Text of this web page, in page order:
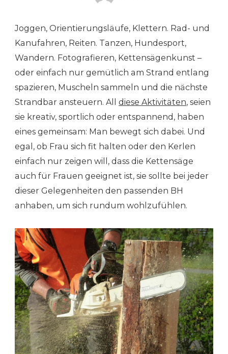
Joggen, Orientierungsläufe, Klettern. Rad- und
Kanufahren, Reiten. Tanzen, Hundesport,
Wandern. Fotografieren, Kettensägenkunst –
oder einfach nur gemütlich am Strand entlang
spazieren, Muscheln sammeln und die nächste
Strandbar ansteuern. All diese Aktivitäten, seien
sie kreativ, sportlich oder entspannend, haben
eines gemeinsam: Man bewegt sich dabei. Und
egal, ob Frau sich fit halten oder den Kerlen
einfach nur zeigen will, dass die Kettensäge
auch für Frauen geeignet ist, sie sollte bei jeder
dieser Gelegenheiten den passenden BH
anhaben, um sich rundum wohlzufühlen.